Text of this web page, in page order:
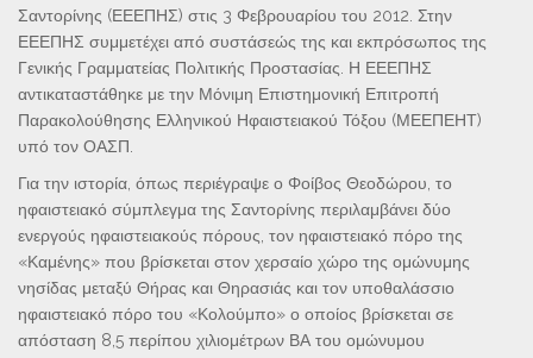
Σαντορίνης (ΕΕΕΠΗΣ) στις 3 Φεβρουαρίου του 2012. Στην
ΕΕΕΠΗΣ συμμετέχει από συστάσεώς της και εκπρόσωπος της
Γενικής Γραμματείας Πολιτικής Προστασίας. Η ΕΕΕΠΗΣ
αντικαταστάθηκε με την Μόνιμη Επιστημονική Επιτροπή
Παρακολούθησης Ελληνικού Ηφαιστειακού Τόξου (ΜΕΕΠΕΗΤ)
υπό τον ΟΑΣΠ.
Για την ιστορία, όπως περιέγραψε ο Φοίβος Θεοδώρου, το
ηφαιστειακό σύμπλεγμα της Σαντορίνης περιλαμβάνει δύο
ενεργούς ηφαιστειακούς πόρους, τον ηφαιστειακό πόρο της
«Καμένης» που βρίσκεται στον χερσαίο χώρο της ομώνυμης
νησίδας μεταξύ Θήρας και Θηρασιάς και τον υποθαλάσσιο
ηφαιστειακό πόρο του «Κολούμπο» ο οποίος βρίσκεται σε
απόσταση 8,5 περίπου χιλιομέτρων ΒΑ του ομώνυμου